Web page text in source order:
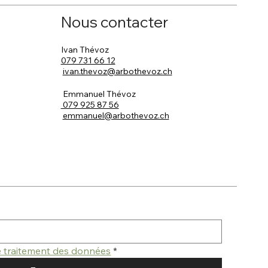
Nous contacter
Ivan Thévoz
079 731 66 12
ivan.thevoz@arbothevoz.ch
Emmanuel Thévoz
079 925 87 56
emmanuel@arbothevoz.ch
des données *